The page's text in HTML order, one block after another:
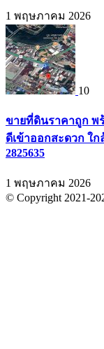
1 พฤษภาคม 2026
10
ขายที่ดินราคาถูก พร้
ดีเข้าออกสะดวก ใ
2825635
1 พฤษภาคม 2026
© Copyright 2021-